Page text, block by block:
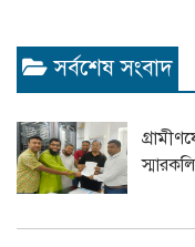
সর্বশেষ সংবাদ